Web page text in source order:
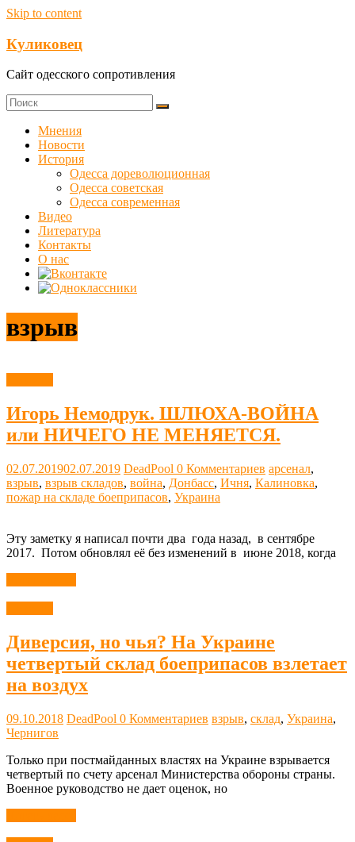
Skip to content
Куликовец
Сайт одесского сопротивления
Мнения
Новости
История
Одесса дореволюционная
Одесса советская
Одесса современная
Видео
Литература
Контакты
О нас
взрыв
Игорь Немодрук. ШЛЮХА-ВОЙНА
или НИЧЕГО НЕ МЕНЯЕТСЯ.
02.07.201902.07.2019 DeadPool 0 Комментариев арсенал,
взрыв, взрыв складов, война, Донбасс, Ичня, Калиновка,
пожар на складе боеприпасов, Украина
Эту заметку я написал почти два года назад, в сентябре
2017. Потом обновлял её без изменений в июне 2018, когда
Диверсия, но чья? На Украине
четвертый склад боеприпасов взлетает
на воздух
09.10.2018 DeadPool 0 Комментариев взрыв, склад, Украина,
Чернигов
Только при постмайданных властях на Украине взрывается
четвертый по счету арсенал Министерства обороны страны.
Военное руководство не дает оценок, но